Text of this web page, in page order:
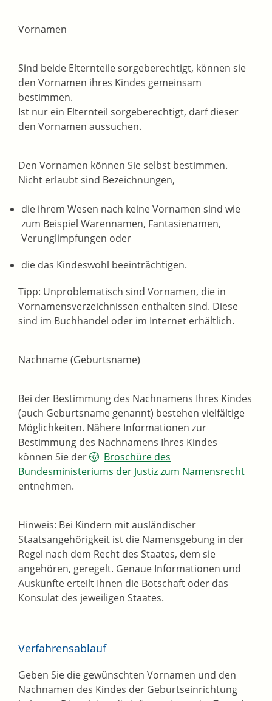
Vornamen
Sind beide Elternteile sorgeberechtigt, können sie
den Vornamen ihres Kindes gemeinsam
bestimmen.
Ist nur ein Elternteil sorgeberechtigt, darf dieser
den Vornamen aussuchen.
Den Vornamen können Sie selbst bestimmen.
Nicht erlaubt sind Bezeichnungen,
die ihrem Wesen nach keine Vornamen sind wie
zum Beispiel Warennamen, Fantasienamen,
Verunglimpfungen oder
die das Kindeswohl beeinträchtigen.
Tipp: Unproblematisch sind Vornamen, die in
Vornamensverzeichnissen enthalten sind. Diese
sind im Buchhandel oder im Internet erhältlich.
Nachname (Geburtsname)
Bei der Bestimmung des Nachnamens Ihres Kindes
(auch Geburtsname genannt) bestehen vielfältige
Möglichkeiten. Nähere Informationen zur
Bestimmung des Nachnamens Ihres Kindes
können Sie der
Broschüre des
Bundesministeriums der Justiz zum Namensrecht
entnehmen.
Hinweis: Bei Kindern mit ausländischer
Staatsangehörigkeit ist die Namensgebung in der
Regel nach dem Recht des Staates, dem sie
angehören, geregelt. Genaue Informationen und
Auskünfte erteilt Ihnen die Botschaft oder das
Konsulat des jeweiligen Staates.
Verfahrensablauf
Geben Sie die gewünschten Vornamen und den
Nachnamen des Kindes der Geburtseinrichtung